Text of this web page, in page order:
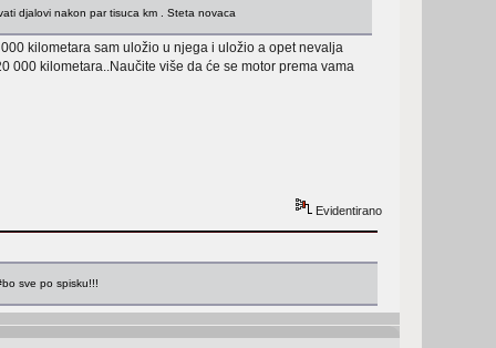
djalovi nakon par tisuca km . Steta novaca
kilometara sam uložio u njega i uložio a opet nevalja
000 kilometara..Naučite više da će se motor prema vama
Evidentirano
sve po spisku!!!